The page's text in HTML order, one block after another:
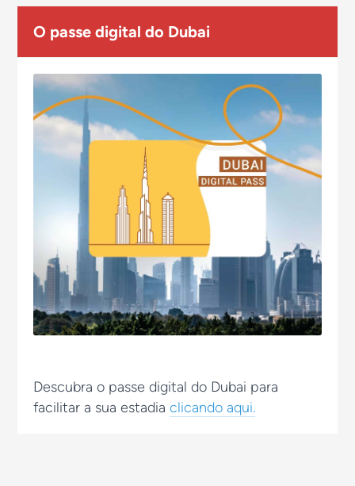
O passe digital do Dubai
Descubra o passe digital do Dubai para
facilitar a sua estadiaclicando aqui.